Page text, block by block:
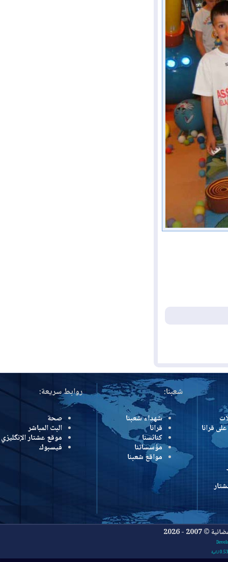
شعبنا:
شهداء شعبنا
قرانا
كنائسنا
مؤسساتنا
مواقع شعبنا
روابط سريعة:
صحة
البث المباشر
موقع عشتار الإنگليزي
فيسبوك
2026